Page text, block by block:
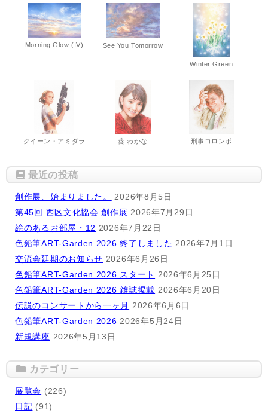
Morning Glow (IV) See You Tomorrow
Winter Green
クイーン・アミダラ 葵 わかな 刑事コロンボ
最近の投稿
創作展、始まりました。
2026年8月5日
第45回 西区文化協会 創作展 2026年7月29日
絵のあるお部屋・12 2026年7月22日
色鉛筆ART-Garden 2026 終了しました 2026年7月1日
交流会延期のお知らせ 2026年6月26日
色鉛筆ART-Garden 2026 スタート
2026年6月25日
色鉛筆ART-Garden 2026 雑誌掲載 2026年6月20日
伝説のコンサートから一ヶ月
2026年6月6日
色鉛筆ART-Garden 2026 2026年5月24日
新規講座 2026年5月13日
カテゴリー
展覧会 (226)
日記 (91)